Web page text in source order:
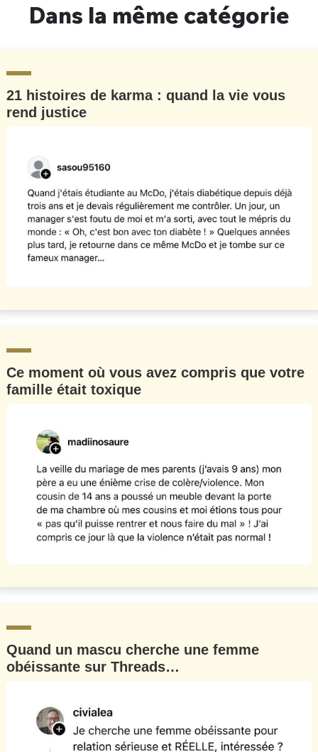
Dans la même catégorie
21 histoires de karma : quand la vie vous
rend justice
Ce moment où vous avez compris que votre
famille était toxique
Quand un mascu cherche une femme
obéissante sur Threads…